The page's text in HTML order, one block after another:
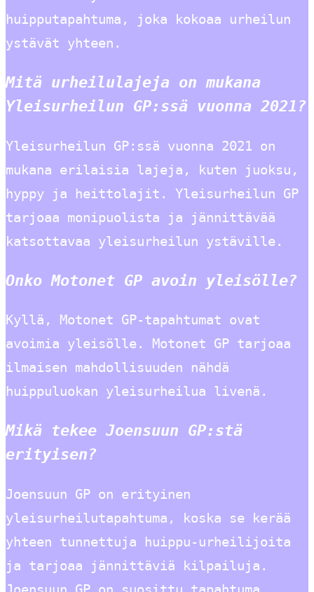
huipputapahtuma, joka kokoaa urheilun
ystävät yhteen.
Mitä urheilulajeja on mukana
Yleisurheilun GP:ssä vuonna 2021?
Yleisurheilun GP:ssä vuonna 2021 on
mukana erilaisia lajeja, kuten juoksu,
hyppy ja heittolajit. Yleisurheilun GP
tarjoaa monipuolista ja jännittävää
katsottavaa yleisurheilun ystäville.
Onko Motonet GP avoin yleisölle?
Kyllä, Motonet GP-tapahtumat ovat
avoimia yleisölle. Motonet GP tarjoaa
ilmaisen mahdollisuuden nähdä
huippuluokan yleisurheilua livenä.
Mikä tekee Joensuun GP:stä
erityisen?
Joensuun GP on erityinen
yleisurheilutapahtuma, koska se kerää
yhteen tunnettuja huippu-urheilijoita
ja tarjoaa jännittäviä kilpailuja.
Joensuun GP on suosittu tapahtuma,